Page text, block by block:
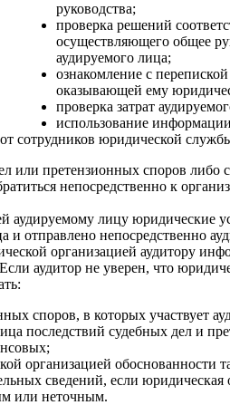
руководства;
проверка решений
осуществляющего общее
аудируемого лица;
ознакомление с
оказывающей ему
проверка затрат
использование
сотрудников юридической
или претензионных споров либо
непосредственно к
аудируемому лицу юридические
и отправлено непосредственно
организацией аудитору
аудитор не уверен, что
споров, в которых участвует
последствий судебных дел и
организацией обоснованности
сведений, если юридическая
или неточным.